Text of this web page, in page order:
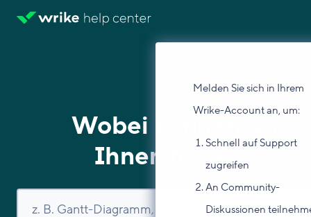
Melden Sie sich in Ihrem
Wrike-Account an, um:
Schnell auf Support
zugreifen
An Community-
Diskussionen
Wobei können wir
Ihnen helfen?